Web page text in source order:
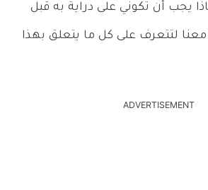
يجب أن تكوني على دراية به قبل
لتتعرف على كل ما يتعلق بهذا
ADVERTISEMENT